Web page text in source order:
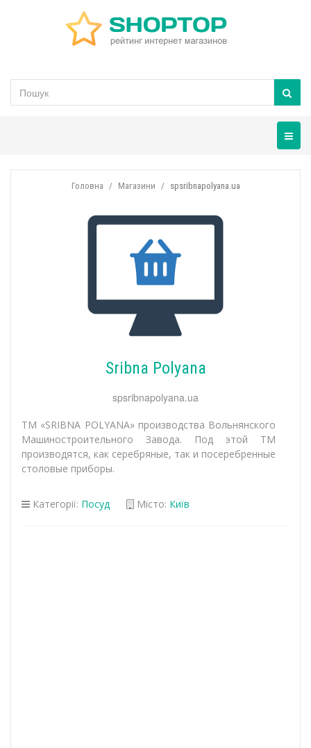
Головна Магазини spsribnapolyana.ua
Sribna Polyana
spsribnapolyana.ua
ТМ «SRIBNA POLYANA» производства Вольнянского
Машиностроительного Завода. Под этой ТМ
производятся, как серебряные, так и посеребренные
столовые приборы.
Категорії: Посуд Місто: Київ